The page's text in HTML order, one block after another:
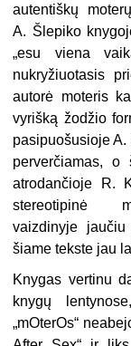
autentiškų
A. Šlepiko
„esu viena
nukryžiuotasis
autorė moteris
vyrišką žodžio
pasipuošusioje
perverčiamas,
atrodančioje R.
stereotipinė
vaizdinyje
šiame tekste jau
Knygas vertinu
knygų
„mOterOs“